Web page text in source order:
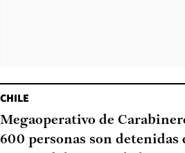
CHILE
Megaoperativo de
600 personas son